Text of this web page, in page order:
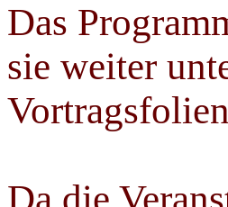
Das
sie weiter
Da die